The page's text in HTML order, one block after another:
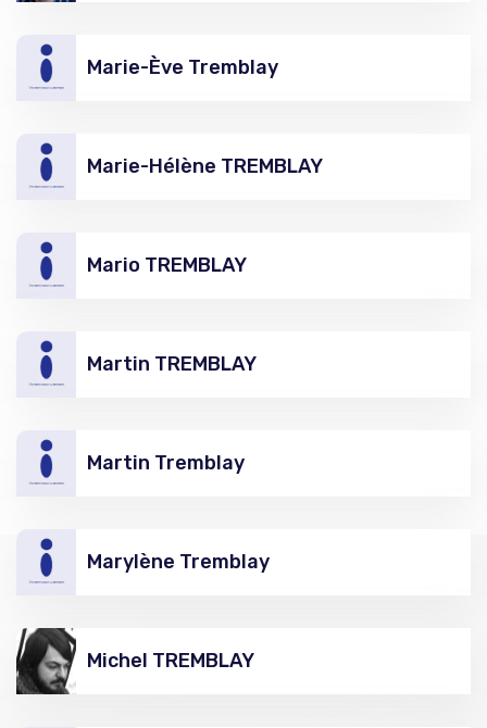
Marie-Ève Tremblay
Marie-Hélène TREMBLAY
Mario TREMBLAY
Martin TREMBLAY
Martin Tremblay
Marylène Tremblay
Michel TREMBLAY